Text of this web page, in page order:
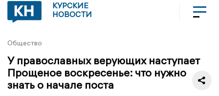
КУРСКИЕ
НОВОСТИ
Общество
У православных верующих наступает
Прощеное воскресенье: что нужно
знать о начале поста